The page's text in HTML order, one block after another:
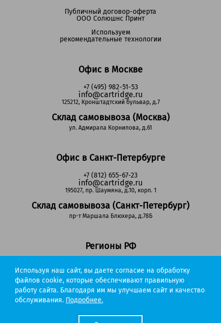
Офис в Москве
+7 (495) 982-51-53
info@cartridge.ru
125212, Кронштадтский бульвар, д.7
Склад самовывоза (Москва)
ул. Адмирала Корнилова, д.61
Офис в Санкт-Петербурге
+7 (812) 655-67-23
info@cartridge.ru
195027, пр. Шаумяна, д.10, корп. 1
Склад самовывоза (Санкт-Петербург)
пр-т Маршала Блюхера, д.78Б
Регионы РФ
(звонок бесплатный)
info@cartridge.ru
Публичный договор-оферта
ООО Солюшнс Принт
Используем
рекомендательные технологии
Cartridge.ru 2012-2026. Все права защищены
Используя наш сайт, вы даете согласие на обработку
файлов cookie, которые обеспечивают правильную
работу сайта. Благодаря им мы улучшаем сайт и качество
обслуживания. Подробнее.